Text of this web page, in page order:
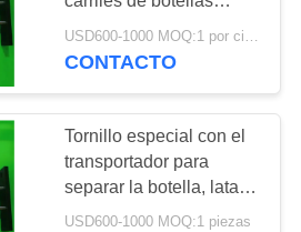
de
para los
123
tornillo combinación de
carriles de botellas
fábrica China fabricante
China fábrica China
productor
USD600-1000 MOQ:1 por ciento
CONTACTO
Tornillo especial con el
transportador para
separar la botella, lata o
contenedor Fabricante
USD600-1000 MOQ:1 piezas